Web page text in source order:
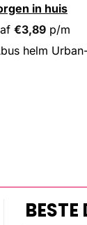
in huis
€3,89 p/m
helm
BESTE